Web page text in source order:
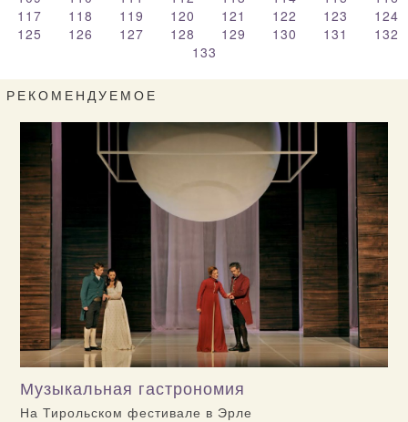
117
118 119 120 121 122 123
124
125
126 127 128 129 130 131
132
133
РЕКОМЕНДУЕМОЕ
Музыкальная гастрономия
На Тирольском фестивале в Эрле